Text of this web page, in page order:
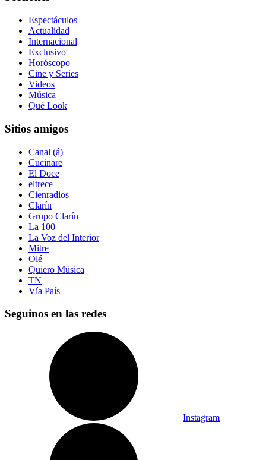
Espectáculos
Actualidad
Internacional
Exclusivo
Horóscopo
Cine y Series
Videos
Música
Qué Look
Sitios amigos
Canal (á)
Cucinare
El Doce
eltrece
Cienradios
Clarín
Grupo Clarín
La 100
La Voz del Interior
Mitre
Olé
Quiero Música
TN
Vía País
Seguinos en las redes
Instagram